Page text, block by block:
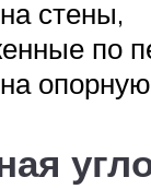
стены,
по